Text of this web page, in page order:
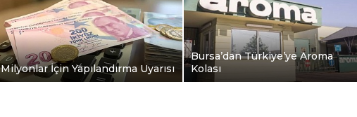
Milyonlar İçin Yapılandırma Uyarısı
Bursa’dan Türkiye’ye Aroma
Kolası